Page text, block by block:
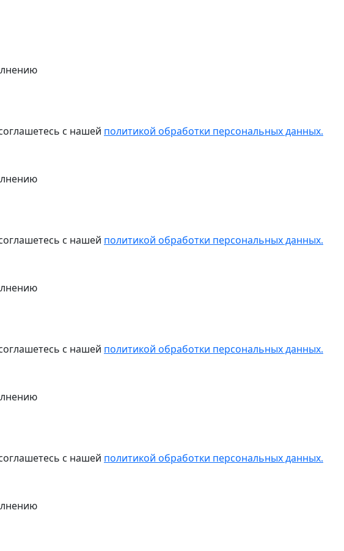
с нашей политикой обработки персональных данных.
с нашей политикой обработки персональных данных.
с нашей политикой обработки персональных данных.
с нашей политикой обработки персональных данных.